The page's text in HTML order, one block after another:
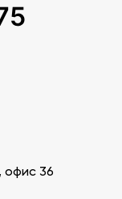
офис 36